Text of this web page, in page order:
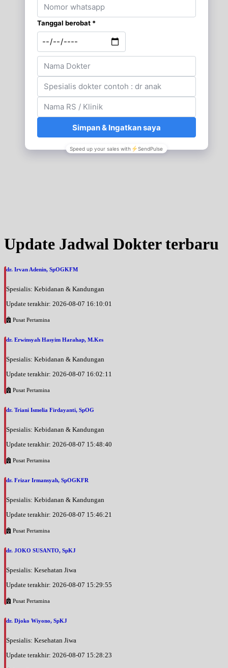
Update Jadwal Dokter terbaru
dr. Irvan Adenin, SpOGKFM
Spesialis: Kebidanan & Kandungan
Update terakhir: 2026-08-07 16:10:01
Pusat Pertamina
dr. Erwinsyah Hasyim Harahap, M.Kes
Spesialis: Kebidanan & Kandungan
Update terakhir: 2026-08-07 16:02:11
Pusat Pertamina
dr. Triani Ismelia Firdayanti, SpOG
Spesialis: Kebidanan & Kandungan
Update terakhir: 2026-08-07 15:48:40
Pusat Pertamina
dr. Frizar Irmansyah, SpOGKFR
Spesialis: Kebidanan & Kandungan
Update terakhir: 2026-08-07 15:46:21
Pusat Pertamina
dr. JOKO SUSANTO, SpKJ
Spesialis: Kesehatan Jiwa
Update terakhir: 2026-08-07 15:29:55
Pusat Pertamina
dr. Djoko Wiyono, SpKJ
Spesialis: Kesehatan Jiwa
Update terakhir: 2026-08-07 15:28:23